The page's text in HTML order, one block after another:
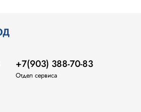
+7(903) 388-70-83
Отдел сервиса